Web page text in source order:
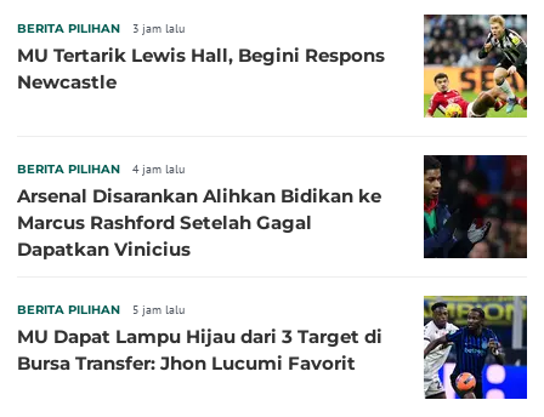
BERITA PILIHAN 3 jam lalu
MU Tertarik Lewis Hall, Begini Respons
Newcastle
BERITA PILIHAN 4 jam lalu
Arsenal Disarankan Alihkan Bidikan ke
Marcus Rashford Setelah Gagal
Dapatkan Vinicius
BERITA PILIHAN 5 jam lalu
MU Dapat Lampu Hijau dari 3 Target di
Bursa Transfer: Jhon Lucumi Favorit